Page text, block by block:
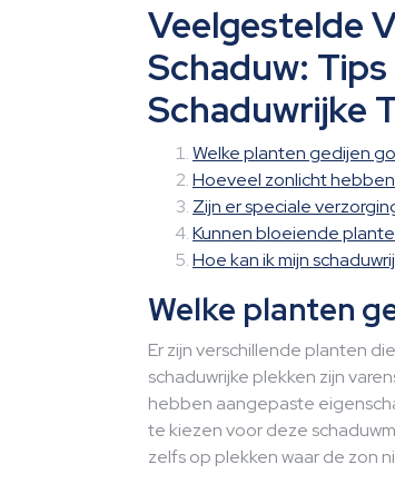
Veelgestelde
Schaduw:
Schaduwrijke
Welke planten gedijen
Hoeveel zonlicht
Zijn er speciale
Kunnen bloeiende
Hoe kan ik mijn
Welke planten
Er zijn verschillende planten
schaduwrijke plekken zijn
hebben aangepaste
te kiezen voor deze
zelfs op plekken waar de zon